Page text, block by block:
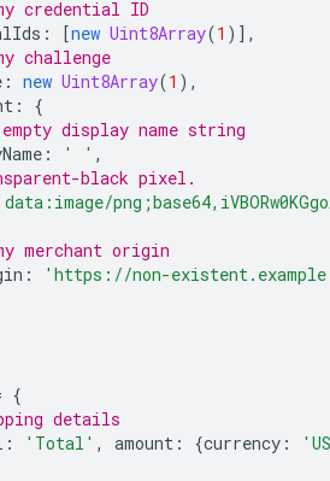
credential ID
: [new Uint8Array(1 )],
challenge
: new Uint8Array(1 ),
:
{
display name string
: ' ' ,
black pixel.
merchant origin
:
'https://non-
{
details
: 'Total' , amount : {currency :